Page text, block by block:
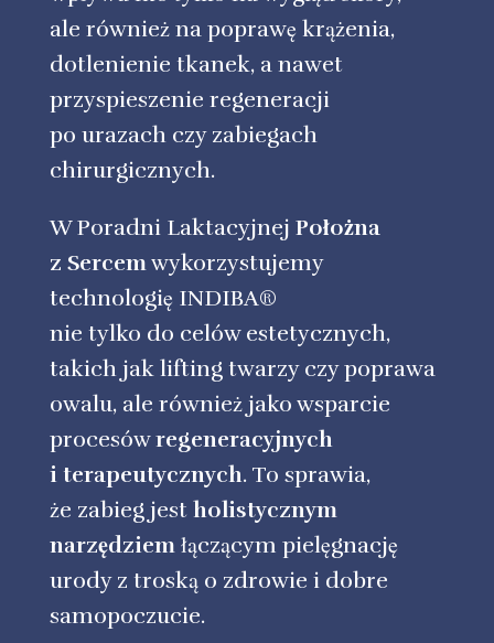
ale również na poprawę krążenia,
dotlenienie tkanek, a nawet
przyspieszenie regeneracji
po urazach czy zabiegach
chirurgicznych.
W Poradni Laktacyjnej Położna
z Sercemwykorzystujemy
technologię INDIBA®
nie tylko do celów estetycznych,
takich jak lifting twarzy czy poprawa
owalu, ale również jako wsparcie
procesówregeneracyjnych
i terapeutycznych. To sprawia,
że zabieg jest holistycznym
narzędziemłączącym pielęgnację
urody z troską o zdrowie i dobre
samopoczucie.